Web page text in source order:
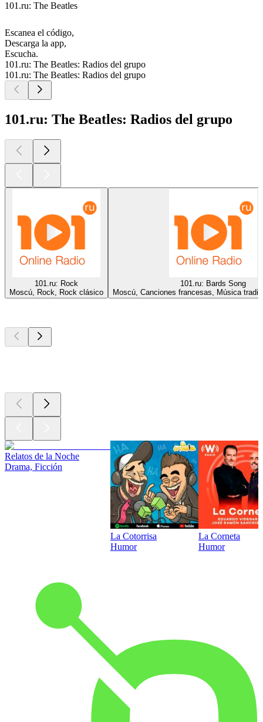
101.ru: The Beatles
Escanea el código,
Descarga la app,
Escucha.
101.ru: The Beatles: Radios del grupo
101.ru: The Beatles: Radios del grupo
101.ru: The Beatles: Radios del grupo
101.ru: Rock
Moscú, Rock, Rock clásico
101.ru: Bards Song
Moscú, Canciones francesas, Música
Relatos de la Noche
Drama, Ficción
La Cotorrisa
Humor
La Corneta
Humor